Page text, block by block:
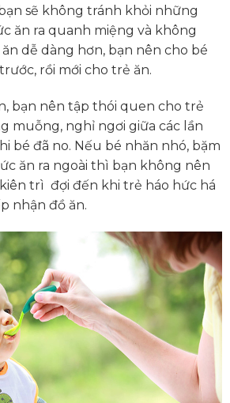
sẽ không tránh khỏi những
ăn ra quanh miệng và không
dễ dàng hơn, bạn nên cho bé
rồi mới cho trẻ ăn.
bạn nên tập thói quen cho trẻ
muỗng, nghỉ ngơi giữa các lần
bé đã no. Nếu bé nhăn nhó, bặm
ăn ra ngoài thì bạn không nên
trì đợi đến khi trẻ háo hức há
nhận đồ ăn.